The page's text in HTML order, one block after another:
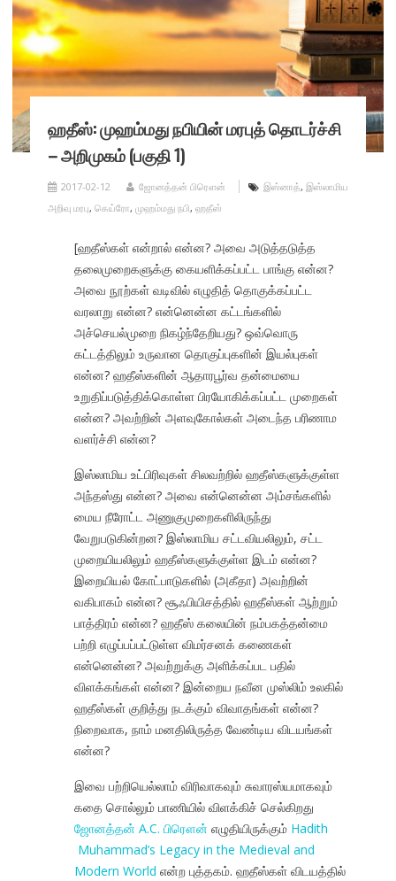
ஹதீஸ்: முஹம்மது நபியின் மரபுத் தொடர்ச்சி
– அறிமுகம் (பகுதி 1)
2017-02-12 ஜோனத்தன் பிரௌன் இஸ்னாத், இஸ்லாமிய
அறிவு மரபு, கெய்ரோ, முஹம்மது நபி, ஹதீஸ்
[ஹதீஸ்கள் என்றால் என்ன? அவை அடுத்தடுத்த
தலைமுறைகளுக்கு கையளிக்கப்பட்ட பாங்கு என்ன?
அவை நூற்கள் வடிவில் எழுதித் தொகுக்கப்பட்ட
வரலாறு என்ன? என்னென்ன கட்டங்களில்
அச்செயல்முறை நிகழ்ந்தேறியது? ஒவ்வொரு
கட்டத்திலும் உருவான தொகுப்புகளின் இயல்புகள்
என்ன? ஹதீஸ்களின் ஆதாரபூர்வ தன்மையை
உறுதிப்படுத்திக்கொள்ள பிரயோகிக்கப்பட்ட முறைகள்
என்ன? அவற்றின் அளவுகோல்கள் அடைந்த பரிணாம
வளர்ச்சி என்ன?
இஸ்லாமிய உட்பிரிவுகள் சிலவற்றில் ஹதீஸ்களுக்குள்ள
அந்தஸ்து என்ன? அவை என்னென்ன அம்சங்களில்
மைய நீரோட்ட அணுகுமுறைகளிலிருந்து
வேறுபடுகின்றன? இஸ்லாமிய சட்டவியலிலும், சட்ட
முறையியலிலும் ஹதீஸ்களுக்குள்ள இடம் என்ன?
இறையியல் கோட்பாடுகளில் (அகீதா) அவற்றின்
வகிபாகம் என்ன? சூஃபியிசத்தில் ஹதீஸ்கள் ஆற்றும்
பாத்திரம் என்ன? ஹதீஸ் கலையின் நம்பகத்தன்மை
பற்றி எழுப்பப்பட்டுள்ள விமர்சனக் கணைகள்
என்னென்ன? அவற்றுக்கு அளிக்கப்பட பதில்
விளக்கங்கள் என்ன? இன்றைய நவீன முஸ்லிம் உலகில்
ஹதீஸ்கள் குறித்து நடக்கும் விவாதங்கள் என்ன?
நிறைவாக, நாம் மனதிலிருத்த வேண்டிய விடயங்கள்
என்ன?
இவை பற்றியெல்லாம் விரிவாகவும் சுவாரஸ்யமாகவும்
கதை சொல்லும் பாணியில் விளக்கிச் செல்கிறது
ஜோனத்தன் A.C. பிரௌன் எழுதியிருக்கும் Hadith
Muhammad’s Legacy in the Medieval and
Modern World என்ற புத்தகம். ஹதீஸ்கள் விடயத்தில்